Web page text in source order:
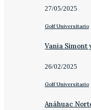
27/05/2025
Golf Universitario
Vania Simont
26/02/2025
Golf Universitario
Anáhuac